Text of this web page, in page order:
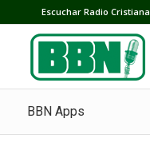
Escuchar Radio Cristiana
BBN Apps